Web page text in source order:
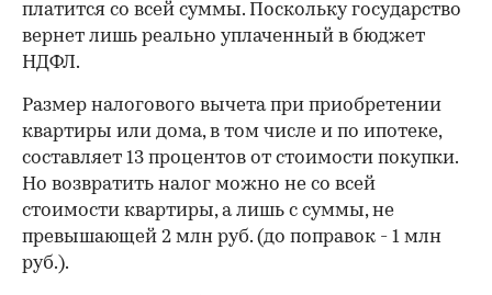
платится со всей суммы. Поскольку государство
вернет лишь реально уплаченный в бюджет
НДФЛ.
Размер налогового вычета при приобретении
квартиры или дома, в том числе и по ипотеке,
составляет 13 процентов от стоимости покупки.
Но возвратить налог можно не со всей
стоимости квартиры, а лишь с суммы, не
превышающей 2 млн руб. (до поправок - 1 млн
руб.).